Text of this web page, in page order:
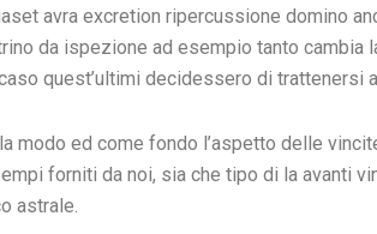
avra excretion ripercussione domino
da ispezione ad esempio tanto
quest’ultimi decidessero di trattenersi
modo ed come fondo l’aspetto delle
forniti da noi, sia che tipo di la avanti
astrale.